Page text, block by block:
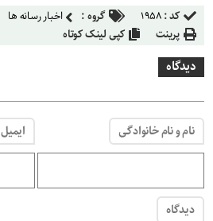
کد :۱۹۵۸ گروه : اخبار رسانه ها
پرینت
کپی لینک کوتاه
دیدگاه
نام و نام خانوادگی ایمیل
دیدگاه